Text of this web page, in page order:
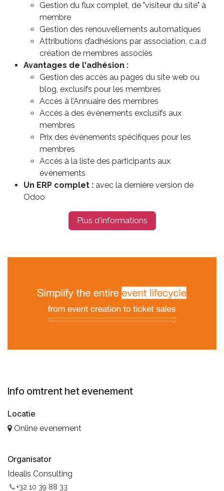
Gestion du flux complet, de "visiteur du site" à
membre
Gestion des renouvellements automatiques
Attributions d’adhésions par association, c.a.d
création de membres associés
Avantages de l'adhésion :
Gestion des accès au pages du site web ou
blog, exclusifs pour les membres
Accès à l’Annuaire des membres
Accès à des événements exclusifs aux
membres
Prix des événements spécifiques pour les
membres
Accès à la liste des participants aux
événements
Un ERP complet : avec la dernière version de
Odoo
Plus d'informations
Info omtrent het evenement
Locatie
Online evenement
Organisator
Idealis Consulting
+32 10 39 88 33